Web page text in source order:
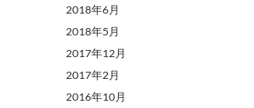
2018年6月
2018年5月
2017年12月
2017年2月
2016年10月